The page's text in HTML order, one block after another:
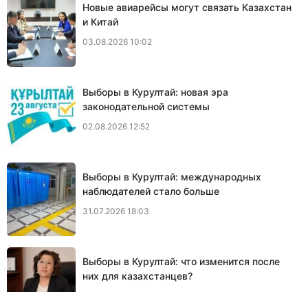
Новые авиарейсы могут связать Казахстан
и Китай
03.08.2026 10:02
Выборы в Курултай: новая эра
законодательной системы
02.08.2026 12:52
Выборы в Курултай: международных
наблюдателей стало больше
31.07.2026 18:03
Выборы в Курултай: что изменится после
них для казахстанцев?